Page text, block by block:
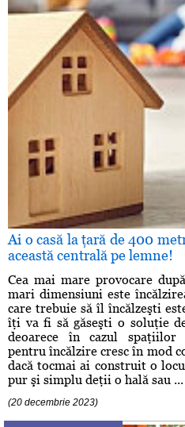
Ai o casă la ţară de 400
această centrală pe lemne!
Cea mai mare provocare
mari dimensiuni este
care trebuie să îl încălzeşti
îţi va fi să găseşti o soluţie
deoarece în cazul spaţiilor
pentru încălzire cresc în mod
dacă tocmai ai construit o
pur şi simplu deţii o hală sau ...
(20 decembrie 2023)